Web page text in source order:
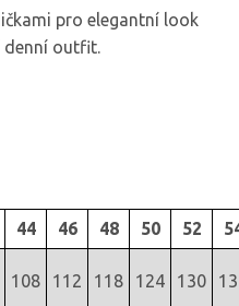
pro elegantní look
denní outfit.
44 46 48 50 52
108 112 118 124 130